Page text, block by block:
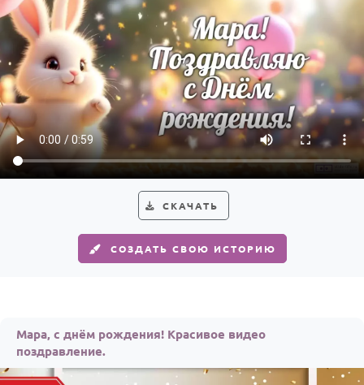
ПЕРСОНАЛЬНЫЕ
Пожелания
По именам
По годам
СКАЧАТЬ
СОЗДАТЬ СВОЮ ИСТОРИЮ
Мара, с днём рождения! Красивое видео
поздравление.